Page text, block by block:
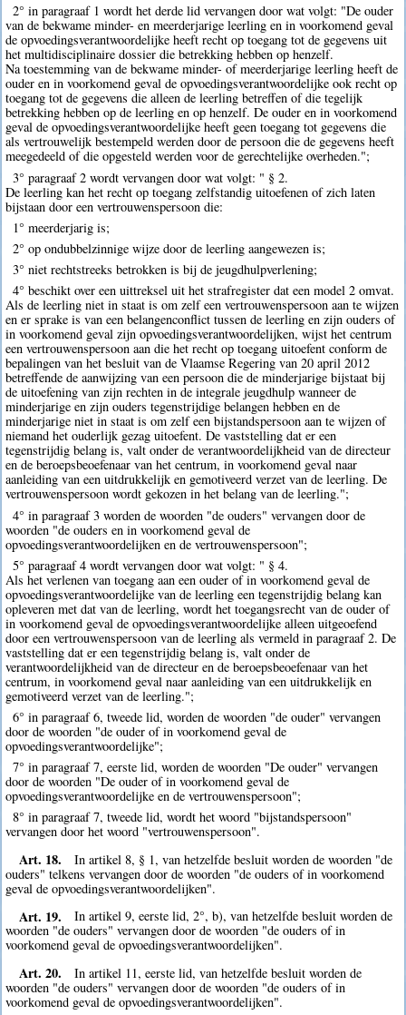
2° in paragraaf 1 wordt het derde lid vervangen door wat volgt: "De ouder
van de bekwame minder- en meerderjarige leerling en in voorkomend geval
de opvoedingsverantwoordelijke heeft recht op toegang tot de gegevens uit
het multidisciplinaire dossier die betrekking hebben op henzelf.
Na toestemming van de bekwame minder- of meerderjarige leerling heeft de
ouder en in voorkomend geval de opvoedingsverantwoordelijke ook recht op
toegang tot de gegevens die alleen de leerling betreffen of die tegelijk
betrekking hebben op de leerling en op henzelf. De ouder en in voorkomend
geval de opvoedingsverantwoordelijke heeft geen toegang tot gegevens die
als vertrouwelijk bestempeld werden door de persoon die de gegevens heeft
meegedeeld of die opgesteld werden voor de gerechtelijke overheden.";
3° paragraaf 2 wordt vervangen door wat volgt: " § 2.
De leerling kan het recht op toegang zelfstandig uitoefenen of zich laten
bijstaan door een vertrouwenspersoon die:
1° meerderjarig is;
2° op ondubbelzinnige wijze door de leerling aangewezen is;
3° niet rechtstreeks betrokken is bij de jeugdhulpverlening;
4° beschikt over een uittreksel uit het strafregister dat een model 2 omvat.
Als de leerling niet in staat is om zelf een vertrouwenspersoon aan te wijzen
en er sprake is van een belangenconflict tussen de leerling en zijn ouders of
in voorkomend geval zijn opvoedingsverantwoordelijken, wijst het centrum
een vertrouwenspersoon aan die het recht op toegang uitoefent conform de
bepalingen van het besluit van de Vlaamse Regering van 20 april 2012
betreffende de aanwijzing van een persoon die de minderjarige bijstaat bij
de uitoefening van zijn rechten in de integrale jeugdhulp wanneer de
minderjarige en zijn ouders tegenstrijdige belangen hebben en de
minderjarige niet in staat is om zelf een bijstandspersoon aan te wijzen of
niemand het ouderlijk gezag uitoefent. De vaststelling dat er een
tegenstrijdig belang is, valt onder de verantwoordelijkheid van de directeur
en de beroepsbeoefenaar van het centrum, in voorkomend geval naar
aanleiding van een uitdrukkelijk en gemotiveerd verzet van de leerling. De
vertrouwenspersoon wordt gekozen in het belang van de leerling.";
4° in paragraaf 3 worden de woorden "de ouders" vervangen door de
woorden "de ouders en in voorkomend geval de
opvoedingsverantwoordelijken en de vertrouwenspersoon";
5° paragraaf 4 wordt vervangen door wat volgt: " § 4.
Als het verlenen van toegang aan een ouder of in voorkomend geval de
opvoedingsverantwoordelijke van de leerling een tegenstrijdig belang kan
opleveren met dat van de leerling, wordt het toegangsrecht van de ouder of
in voorkomend geval de opvoedingsverantwoordelijke alleen uitgeoefend
door een vertrouwenspersoon van de leerling als vermeld in paragraaf 2. De
vaststelling dat er een tegenstrijdig belang is, valt onder de
verantwoordelijkheid van de directeur en de beroepsbeoefenaar van het
centrum, in voorkomend geval naar aanleiding van een uitdrukkelijk en
gemotiveerd verzet van de leerling.";
6° in paragraaf 6, tweede lid, worden de woorden "de ouder" vervangen
door de woorden "de ouder of in voorkomend geval de
opvoedingsverantwoordelijke";
7° in paragraaf 7, eerste lid, worden de woorden "De ouder" vervangen
door de woorden "De ouder of in voorkomend geval de
opvoedingsverantwoordelijke en de vertrouwenspersoon";
8° in paragraaf 7, tweede lid, wordt het woord "bijstandspersoon"
vervangen door het woord "vertrouwenspersoon".
Art. 18.
In artikel 8, § 1, van hetzelfde besluit worden de woorden "de
ouders" telkens vervangen door de woorden "de ouders of in voorkomend
geval de opvoedingsverantwoordelijken".
Art. 19.
In artikel 9, eerste lid, 2°, b), van hetzelfde besluit worden de
woorden "de ouders" vervangen door de woorden "de ouders of in
voorkomend geval de opvoedingsverantwoordelijken".
Art. 20.
In artikel 11, eerste lid, van hetzelfde besluit worden de
woorden "de ouders" vervangen door de woorden "de ouders of in
voorkomend geval de opvoedingsverantwoordelijken".